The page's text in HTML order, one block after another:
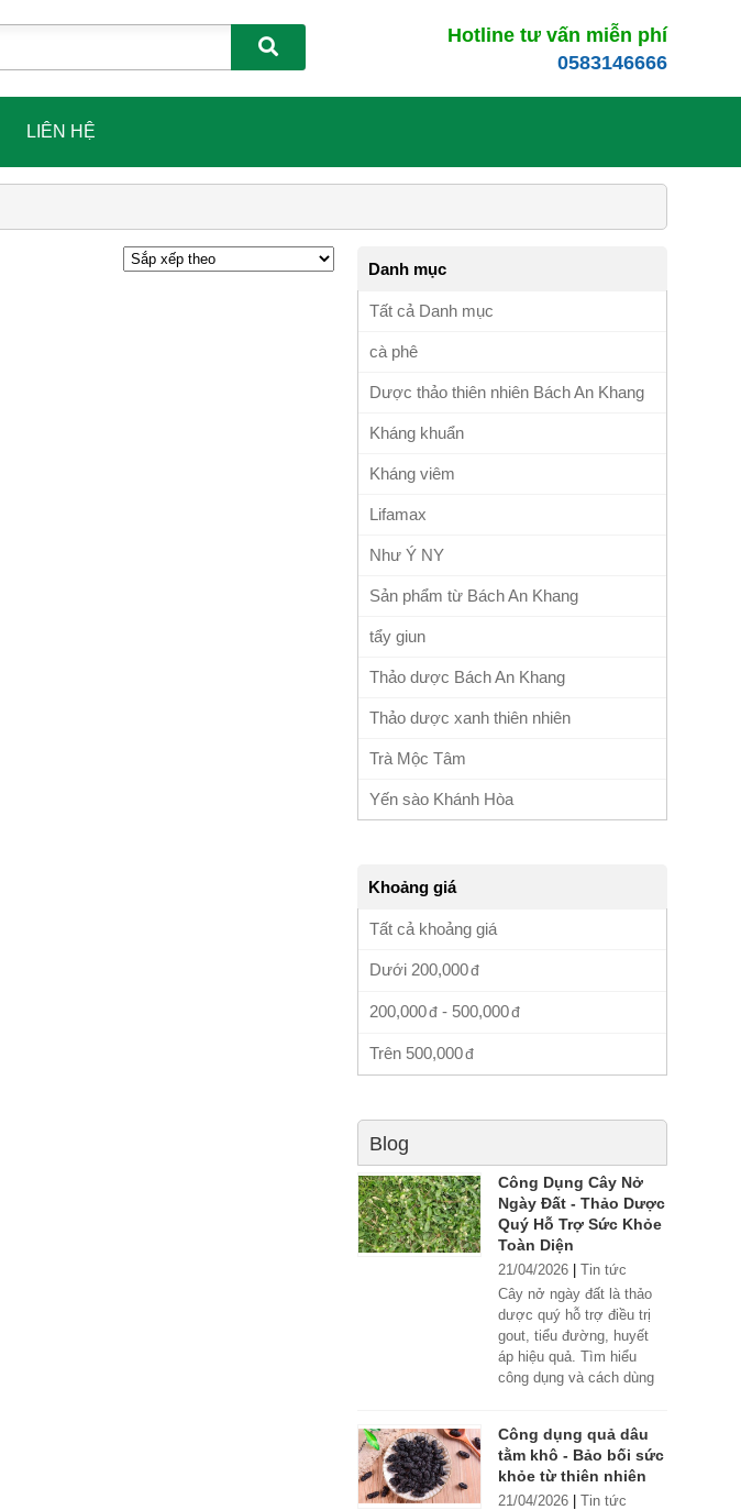
Hotline tư vấn miễn phí
0583146666
LIÊN HỆ
Danh mục
Tất cả Danh mục
cà phê
Dược thảo thiên nhiên Bách An Khang
Kháng khuẩn
Kháng viêm
Lifamax
Như Ý NY
Sản phẩm từ Bách An Khang
tẩy giun
Thảo dược Bách An Khang
Thảo dược xanh thiên nhiên
Trà Mộc Tâm
Yến sào Khánh Hòa
Khoảng giá
Tất cả khoảng giá
Dưới 200,000
200,000 - 500,000
Trên 500,000
Blog
Công Dụng Cây Nở
Ngày Đất - Thảo Dược
Quý Hỗ Trợ Sức Khỏe
Toàn Diện
21/04/2026
Tin tức
Cây nở ngày đất là thảo
dược quý hỗ trợ điều trị
gout, tiểu đường, huyết
áp hiệu quả. Tìm hiểu
công dụng và cách dùng
Công dụng quả dâu
tằm khô - Bảo bối sức
khỏe từ thiên nhiên
21/04/2026
Tin tức